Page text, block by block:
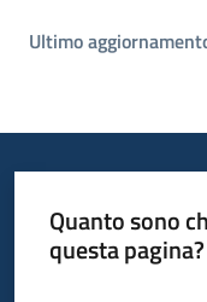
Ultimo
Quanto sono
questa pagina?